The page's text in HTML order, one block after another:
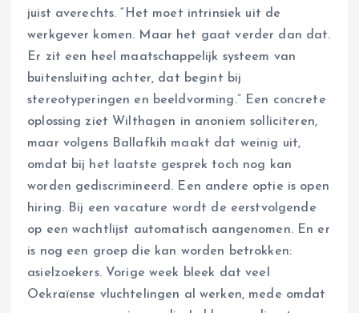
juist averechts. “Het moet intrinsiek uit de
werkgever komen. Maar het gaat verder dan dat.
Er zit een heel maatschappelijk systeem van
buitensluiting achter, dat begint bij
stereotyperingen en beeldvorming.” Een concrete
oplossing ziet Wilthagen in anoniem solliciteren,
maar volgens Ballafkih maakt dat weinig uit,
omdat bij het laatste gesprek toch nog kan
worden gediscrimineerd. Een andere optie is open
hiring. Bij een vacature wordt de eerstvolgende
op een wachtlijst automatisch aangenomen. En er
is nog een groep die kan worden betrokken:
asielzoekers. Vorige week bleek dat veel
Oekraïense vluchtelingen al werken, mede omdat